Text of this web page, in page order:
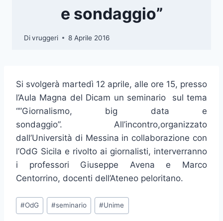
e sondaggio”
Divruggeri 8 Aprile 2016
Si svolgerà martedì 12 aprile, alle ore 15, presso
l’Aula Magna del Dicam un seminario sul tema
“”Giornalismo, big data e
sondaggio”. All’incontro,organizzato
dall’Università di Messina in collaborazione con
l’OdG Sicila e rivolto ai giornalisti, interverranno
i professori Giuseppe Avena e Marco
Centorrino, docenti dell’Ateneo peloritano.
Tag
articolo:
#OdG #seminario #Unime